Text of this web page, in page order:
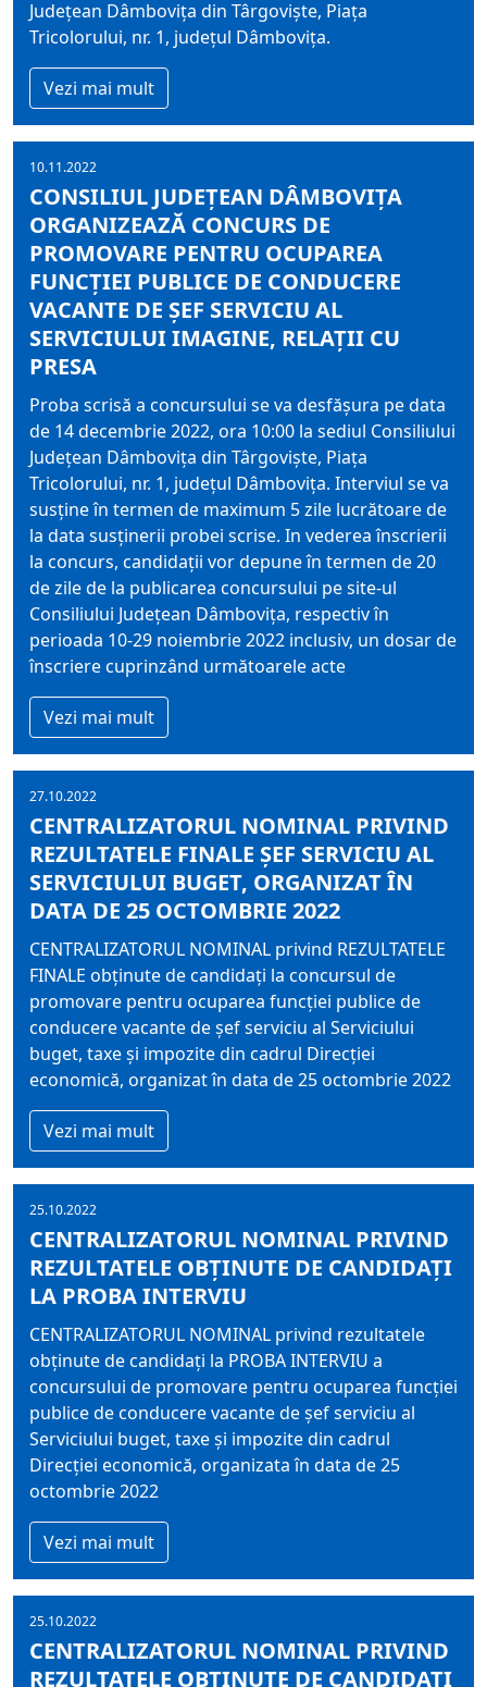
Judeţean Dâmboviţa din Târgovişte, Piaţa
Tricolorului, nr. 1, judeţul Dâmboviţa.
Vezi mai mult
10.11.2022
CONSILIUL JUDEŢEAN DÂMBOVIŢA
ORGANIZEAZĂ CONCURS DE
PROMOVARE PENTRU OCUPAREA
FUNCŢIEI PUBLICE DE CONDUCERE
VACANTE DE ŞEF SERVICIU AL
SERVICIULUI IMAGINE, RELAŢII CU
PRESA
Proba scrisă a concursului se va desfăşura pe data
de 14 decembrie 2022, ora 10:00 la sediul Consiliului
Judeţean Dâmboviţa din Târgovişte, Piaţa
Tricolorului, nr. 1, judeţul Dâmboviţa. Interviul se va
susţine în termen de maximum 5 zile lucrătoare de
la data susţinerii probei scrise. In vederea înscrierii
la concurs, candidaţii vor depune în termen de 20
de zile de la publicarea concursului pe site-ul
Consiliului Judeţean Dâmboviţa, respectiv în
perioada 10-29 noiembrie 2022 inclusiv, un dosar de
înscriere cuprinzând următoarele acte
Vezi mai mult
27.10.2022
CENTRALIZATORUL NOMINAL PRIVIND
REZULTATELE FINALE ŞEF SERVICIU AL
SERVICIULUI BUGET, ORGANIZAT ÎN
DATA DE 25 OCTOMBRIE 2022
CENTRALIZATORUL NOMINAL privind REZULTATELE
FINALE obţinute de candidaţi la concursul de
promovare pentru ocuparea funcţiei publice de
conducere vacante de şef serviciu al Serviciului
buget, taxe şi impozite din cadrul Direcţiei
economică, organizat în data de 25 octombrie 2022
Vezi mai mult
25.10.2022
CENTRALIZATORUL NOMINAL PRIVIND
REZULTATELE OBŢINUTE DE CANDIDAŢI
LA PROBA INTERVIU
CENTRALIZATORUL NOMINAL privind rezultatele
obţinute de candidaţi la PROBA INTERVIU a
concursului de promovare pentru ocuparea funcţiei
publice de conducere vacante de şef serviciu al
Serviciului buget, taxe şi impozite din cadrul
Direcţiei economică, organizata în data de 25
octombrie 2022
Vezi mai mult
25.10.2022
CENTRALIZATORUL NOMINAL PRIVIND
REZULTATELE OBŢINUTE DE CANDIDAŢI